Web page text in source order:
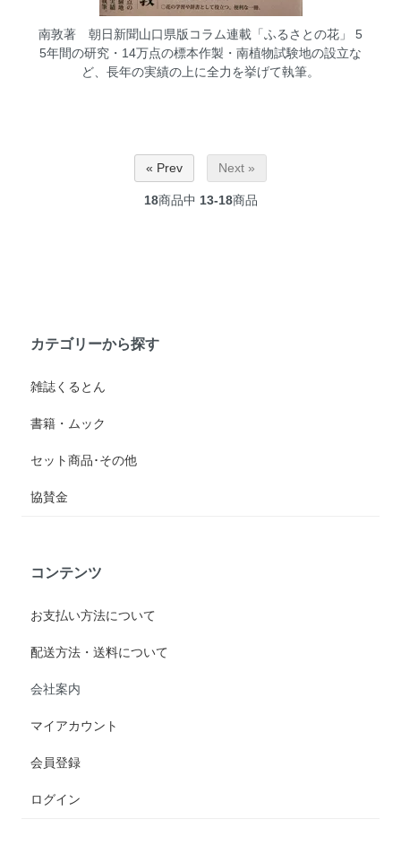
南敦著 朝日新聞山口県版コラム連載「ふるさとの花」
5
5年間の研究・14万点の標本作製・南植物試験地の設立な
ど、長年の実績の上に全力を挙げて執筆。
« Prev Next »
18商品中 13-18商品
カテゴリーから探す
雑誌くるとん
書籍・ムック
セット商品･その他
協賛金
コンテンツ
お支払い方法について
配送方法・送料について
会社案内
マイアカウント
会員登録
ログイン